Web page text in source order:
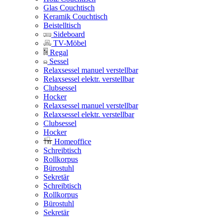
Glas Couchtisch
Keramik Couchtisch
Beistelltisch
Sideboard
TV-Möbel
Regal
Sessel
Relaxsessel manuel verstellbar
Relaxsessel elektr. verstellbar
Clubsessel
Hocker
Relaxsessel manuel verstellbar
Relaxsessel elektr. verstellbar
Clubsessel
Hocker
Homeoffice
Schreibtisch
Rollkorpus
Bürostuhl
Sekretär
Schreibtisch
Rollkorpus
Bürostuhl
Sekretär